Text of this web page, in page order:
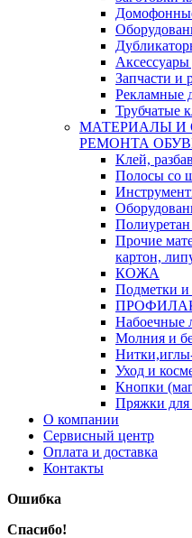
Запчасти и
Рекламные
Трубчатые
МАТЕРИАЛЫ И
РЕМОНТА
Клей,
Полосы со
Прочие
картон,
КОЖА
Подметки
Набоечные
Молния и
Уход и
Кнопки
Пряжки для
О компании
Сервисный центр
Оплата и доставка
Контакты
Ошибка
Спасибо!